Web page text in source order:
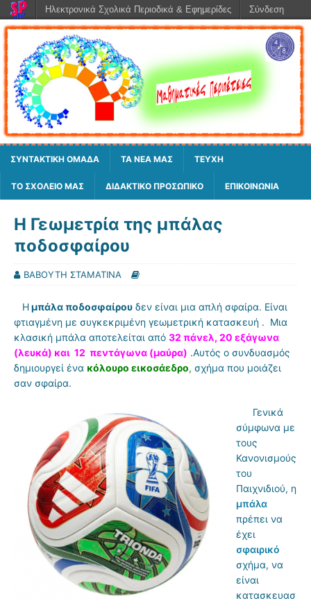
ΣΥΝΤΑΚΤΙΚΗ ΟΜΑΔΑ ΤΑ ΝΕΑ ΜΑΣ ΤΕΥΧΗ
ΤΟ ΣΧΟΛΕΙΟ ΜΑΣ ΔΙΔΑΚΤΙΚΟ ΠΡΟΣΩΠΙΚΟ ΕΠΙΚΟΙΝΩΝΙΑ
Η Γεωμετρία της μπάλας
ποδοσφαίρου
ΒΑΒΟΥΤΗ ΣΤΑΜΑΤΙΝΑ
Ημπάλα ποδοσφαίρου δεν είναι μια απλή σφαίρα. Είναι
φτιαγμένη με συγκεκριμένη γεωμετρική κατασκευή . Μια
κλασική μπάλα αποτελείται από 32 πάνελ, 20 εξάγωνα
(λευκά) και 12 πεντάγωνα (μαύρα) .Αυτός ο συνδυασμός
δημιουργεί ένα κόλουρο εικοσάεδρο, σχήμα που μοιάζει
σαν σφαίρα.
Γενικά
σύμφωνα με
τους
Κανονισμούς
του
Παιχνιδιού, η
μπάλα
πρέπει να
έχει
σφαιρικό
σχήμα, να
είναι
κατασκευασ
Ηλεκτρονικά Σχολικά Περιοδικά & Εφημερίδες Σύνδεση